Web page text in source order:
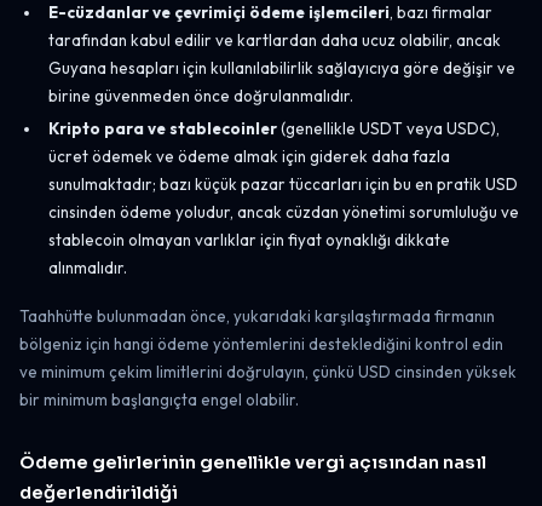
E-cüzdanlar ve çevrimiçi ödeme işlemcileri, bazı firmalar
tarafından kabul edilir ve kartlardan daha ucuz olabilir, ancak
Guyana hesapları için kullanılabilirlik sağlayıcıya göre değişir ve
birine güvenmeden önce doğrulanmalıdır.
Kripto para ve stablecoinler(genellikle USDT veya USDC),
ücret ödemek ve ödeme almak için giderek daha fazla
sunulmaktadır; bazı küçük pazar tüccarları için bu en pratik USD
cinsinden ödeme yoludur, ancak cüzdan yönetimi sorumluluğu ve
stablecoin olmayan varlıklar için fiyat oynaklığı dikkate
alınmalıdır.
Taahhütte bulunmadan önce, yukarıdaki karşılaştırmada firmanın
bölgeniz için hangi ödeme yöntemlerini desteklediğini kontrol edin
ve minimum çekim limitlerini doğrulayın, çünkü USD cinsinden yüksek
bir minimum başlangıçta engel olabilir.
Ödeme gelirlerinin genellikle vergi açısından nasıl
değerlendirildiği